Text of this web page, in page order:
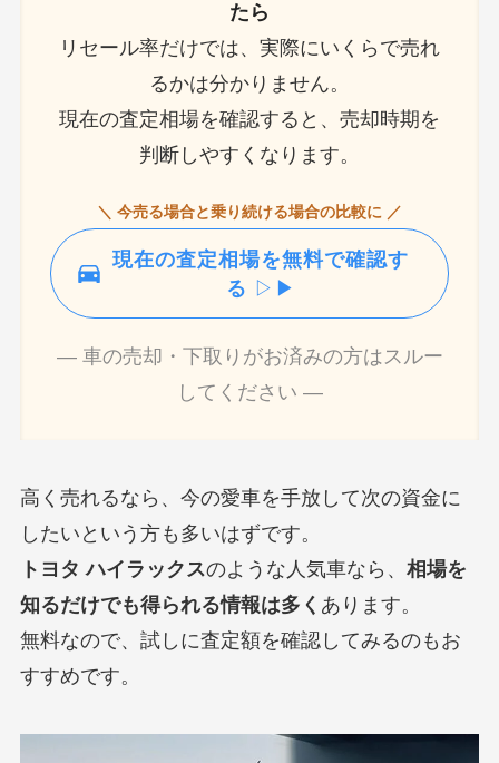
たら
リセール率だけでは、実際にいくらで売れ
るかは分かりません。
現在の査定相場を確認すると、売却時期を
判断しやすくなります。
＼ 今売る場合と乗り続ける場合の比較に ／
現在の査定相場を無料で確認す
る ▷▶
― 車の売却・下取りがお済みの方はスルー
してください ―
高く売れるなら、今の愛車を手放して次の資金に
したいという方も多いはずです。
トヨタ ハイラックスのような人気車なら、 相場を
知るだけでも得られる情報は多く あります。
無料なので、試しに査定額を確認してみるのもお
すすめです。